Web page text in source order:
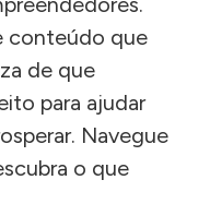
conteúdo que
de que
para ajudar
Navegue
o que